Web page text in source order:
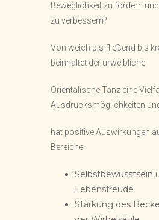
Beweglichkeit zu fördern
zu verbessern?
Von weich bis fließend bis
beinhaltet der urweibliche
Orientalische Tanz eine
Ausdrucksmöglichkeiten
hat positive Auswirkungen
Bereiche:
Selbstbewusstsein
Lebensfreude
Stärkung des